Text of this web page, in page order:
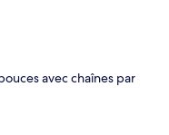
avec chaînes par